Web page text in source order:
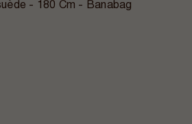
- 180 Cm - Banabag